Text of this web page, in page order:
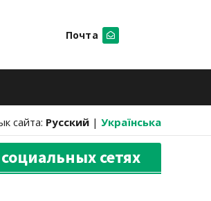
Почта
сайта: Русский | Українська
сетях